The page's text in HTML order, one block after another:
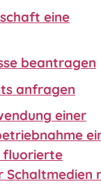
eine
beantragen
anfragen
einer
fluorierte
Schaltmedien